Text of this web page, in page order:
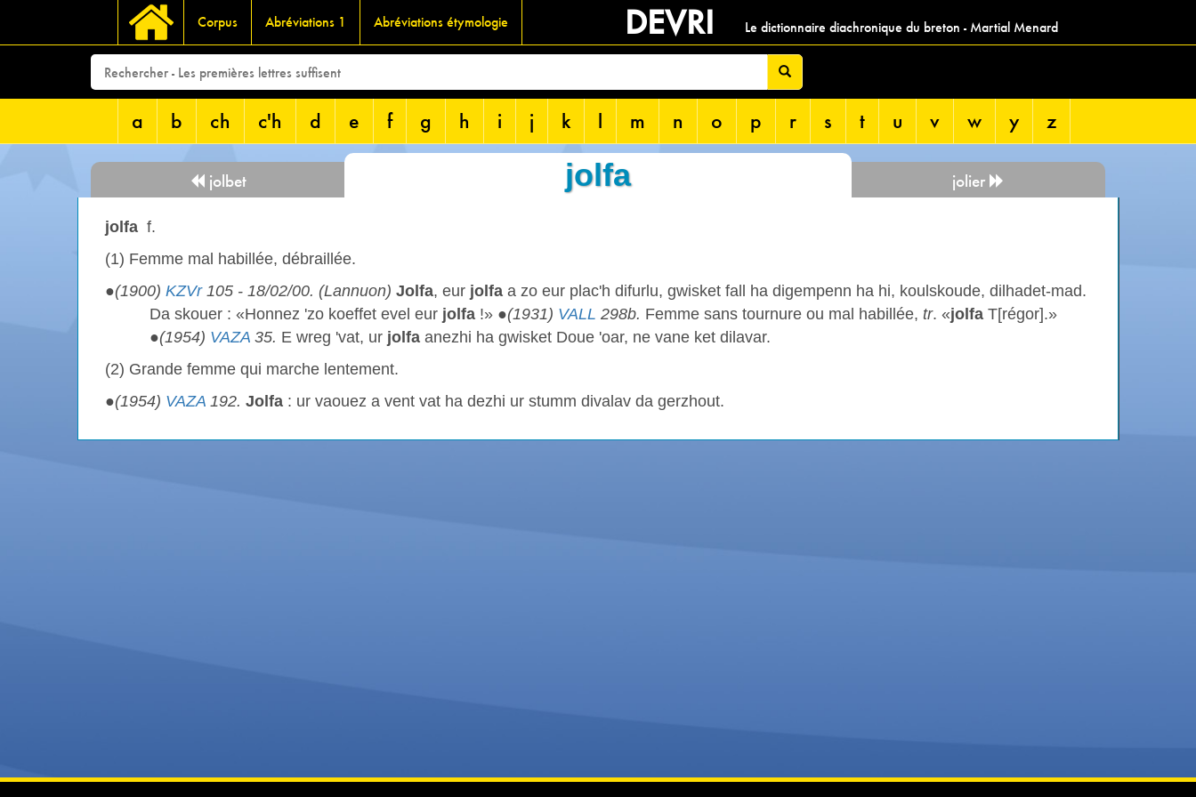
Corpus Abréviations 1 Abréviations étymologie DEVRI Le dictionnaire diachronique du breton - Martial Menard
a b ch c'h d e f g h i j k l m n o p r s t u v w y z
jolbet jolfa jolier
jolfa f.
(1) Femme mal habillée, débraillée.
●(1900) KZVr105 - 18/02/00. (Lannuon) Jolfa, eur jolfa a zo eur plac'h difurlu, gwisket fall ha digempenn ha hi, koulskoude, dilhadet-mad.
Da skouer : «Honnez 'zo koeffet evel eur jolfa !» ●(1931) VALL 298b. Femme sans tournure ou mal habillée, tr. «jolfa T[régor].»
●(1954) VAZA 35. E wreg 'vat, ur jolfa anezhi ha gwisket Doue 'oar, ne vane ket dilavar.
(2) Grande femme qui marche lentement.
●(1954) VAZA 192. Jolfa : ur vaouez a vent vat ha dezhi ur stumm divalav da gerzhout.